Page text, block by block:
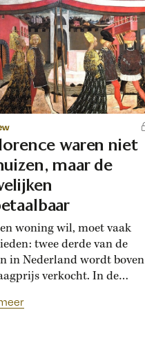
waren niet
maar de
woning wil, moet vaak
twee derde van de
in Nederland wordt boven
verkocht. In de
van overbiedingsgekte: